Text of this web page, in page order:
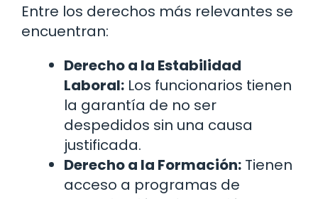
Entre los derechos más relevantes se
encuentran:
Derecho a la Estabilidad
Laboral: Los funcionarios tienen
la garantía de no ser
despedidos sin una causa
justificada.
Derecho a la Formación: Tienen
acceso a programas de